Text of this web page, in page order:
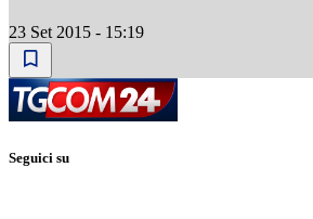
23 Set 2015 - 15:19
Seguici su